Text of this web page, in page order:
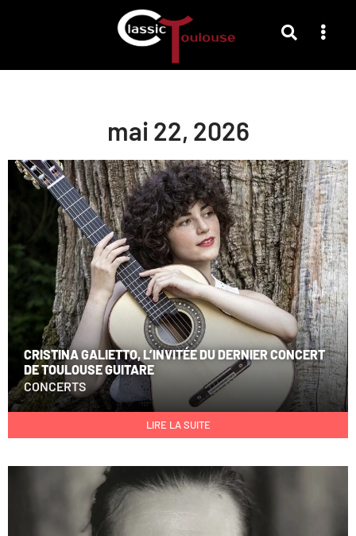
mai 22, 2026
CRISTINA GALIETTO, L’INVITÉE DU DERNIER CONCERT
DE TOULOUSE GUITARE
CONCERTS
LIRE LA SUITE